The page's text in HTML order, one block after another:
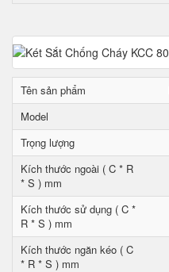
Tên sản phẩm
Model
Trọng lượng
Kích thước ngoài ( C * R
* S ) mm
Kích thước sử dụng ( C *
R * S ) mm
Kích thước ngăn kéo ( C
* R * S ) mm